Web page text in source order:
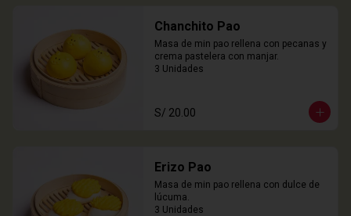
Chanchito Pao
Masa de min pao rellena con pecanas y
crema pastelera con manjar.
3 Unidades
S/ 20.00
Erizo Pao
Masa de min pao rellena con dulce de
lúcuma.
3 Unidades